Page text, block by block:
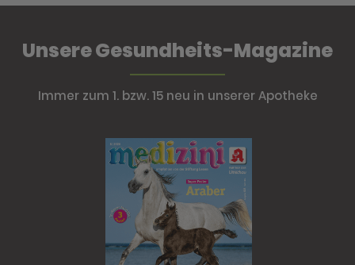
Unsere Gesundheits-Magazine
Immer zum 1. bzw. 15 neu in unserer Apotheke